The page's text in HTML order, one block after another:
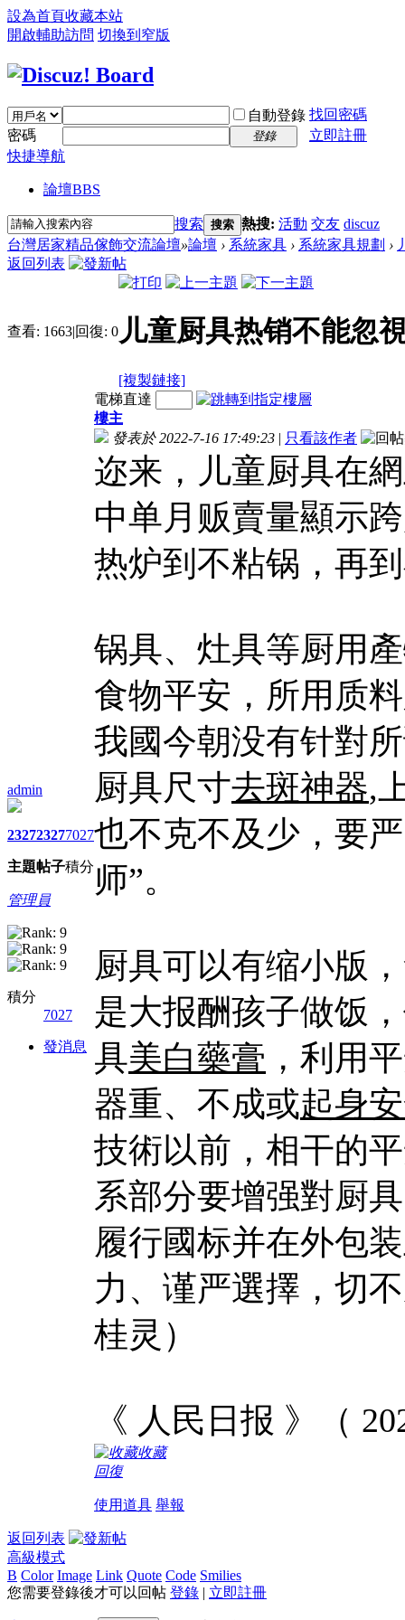
設為首頁收藏本站
開啟輔助訪問 切換到窄版
自動登錄 找回密碼
密碼
登錄
立即註冊
快捷導航
論壇BBS
搜索 搜索 熱搜: 活動 交友 discuz
台灣居家精品傢飾交流論壇»論壇 › 系統家具 › 系統家具規劃 ›
返回列表
查看: 1663|回復: 0儿童厨具热销不能忽
[複製鏈接]
admin
2327
主題
2327
帖子
7027
積分
管理員
積分
7027
發消息
電梯直達
樓主
發表於 2022-7-16 17:49:23 | 只看該作者
迩来，儿童厨具在
中单月贩賣量顯示
热炉到不粘锅，再
锅具、灶具等厨用
食物平安，所用质
我國今朝没有针對
厨具尺寸去斑神器,
也不克不及少，要
师”。
厨具可以有缩小版
是大报酬孩子做饭
具美白藥膏 ，利用
器重、不成或起身
技術以前，相干的
系部分要增强對厨
履行國标并在外包
力、谨严選擇，切
桂灵）
《 人民日报 》（
收藏
回復
使用道具 舉報
返回列表
高級模式
B Color Image Link Quote Code Smilies
您需要登錄後才可以回帖 登錄 | 立即註冊